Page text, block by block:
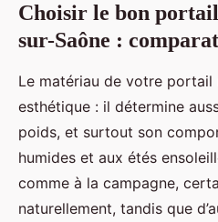
Choisir le bon
sur-Saône :
Le matériau de votre portail
esthétique : il détermine
poids, et surtout son
humides et aux étés
comme à la campagne,
naturellement, tandis que